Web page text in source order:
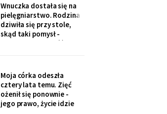
Rozpoznałam charakter
pisma córki - ma tu
kawalerkę pod wynajem.
„Mamo, bez przesady
Wnuczka dostała się na
pielęgniarstwo. Rodzina
dziwiła się przy stole,
skąd taki pomysł -
przecież mogła „iść na
podnosząc głowy znad
talerza: „bo widziałam,
jak babcia trzy lata
zajmowała się dziadkiem.
Też chcę tak
Moja córka odeszła
cztery lata temu. Zięć
ożenił się ponownie -
jego prawo, życie idzie